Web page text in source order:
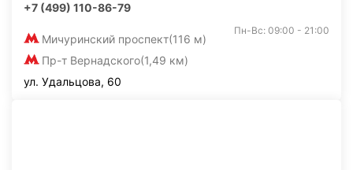
+7 (499) 110-86-79
Мичуринский проспект(116 м)
Пр-т Вернадского(1,49 км)
Пн-Вс: 09:00 - 21:00
ул. Удальцова, 60